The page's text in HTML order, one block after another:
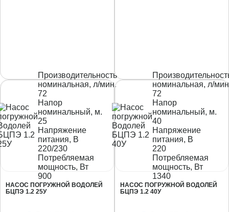
Производительность
номинальная, л/мин.
72
Напор
номинальный, м.
25
Напряжение
питания, В
220/230
Потребляемая
мощность, Вт
900
НАСОС ПОГРУЖНОЙ ВОДОЛЕЙ
БЦПЭ 1.2 25У
номинальная, л/
72
Напор
номинальный, м.
40
Напряжение
питания, В
220
Потребляемая
мощность, Вт
1340
НАСОС ПОГРУЖНОЙ ВОДОЛЕЙ
БЦПЭ 1.2 40У